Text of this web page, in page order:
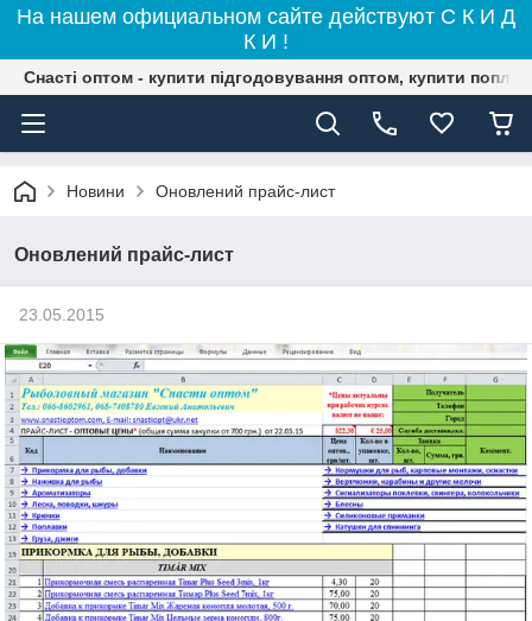
На нашем официальном сайте действуют С К И Д
К И !
Снасті оптом - купити підгодовування оптом, купити
Новини Оновлений прайс-лист
Оновлений прайс-лист
23.05.2015